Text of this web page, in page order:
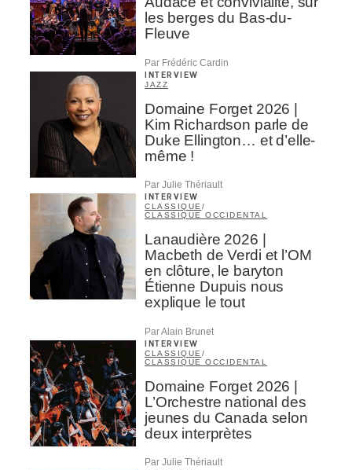
les berges du Bas-du-
Fleuve
Par Frédéric Cardin
INTERVIEW
JAZZ
Domaine Forget 2026 |
Kim Richardson parle de
Duke Ellington… et d’elle-
même !
Par Julie Thériault
INTERVIEW
CLASSIQUE/
CLASSIQUE OCCIDENTAL
Lanaudière 2026 |
Macbeth de Verdi et l’OM
en clôture, le baryton
Étienne Dupuis nous
explique le tout
Par Alain Brunet
INTERVIEW
CLASSIQUE /
CLASSIQUE OCCIDENTAL
Domaine Forget 2026 |
L’Orchestre national des
jeunes du Canada selon
deux interprètes
Par Julie Thériault